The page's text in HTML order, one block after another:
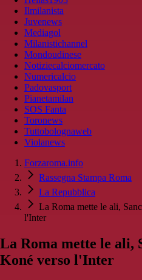
Ilmilanista
Juvenews
Mediagol
Milanistichannel
Mondoudinese
Notiziecalciomercato
Numericalcio
Padovasport
Pianetamilan
SOS Fanta
Toronews
Tuttobolognaweb
Violanews
Forzaroma.info
Rassegna Stampa Roma
La Repubblica
La Roma mette le ali,
l'Inter
La Roma mette le ali,
Koné verso l'Inter